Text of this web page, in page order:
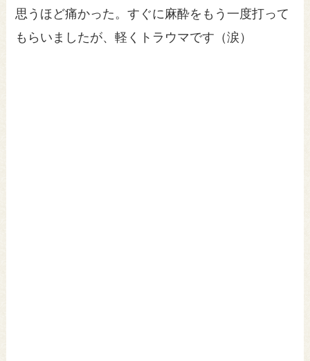
思うほど痛かった。すぐに麻酔をもう一度打って
もらいましたが、軽くトラウマです（涙）